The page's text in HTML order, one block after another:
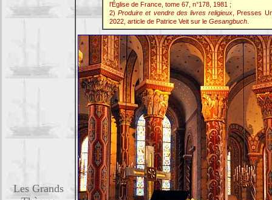
Les Grands
l'Église de France, tome 67, n°178, 1981 ;
2)Produire et vendre des livres religieux , Presses
2022, article de Patrice Veit sur le Gesangbuch